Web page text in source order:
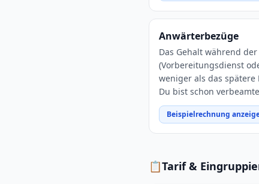
Anwärterbezüge
Das Gehalt während
(Vorbereitungsdienst
weniger als das
Du bist schon
Beispielrechnung
📋Tarif &